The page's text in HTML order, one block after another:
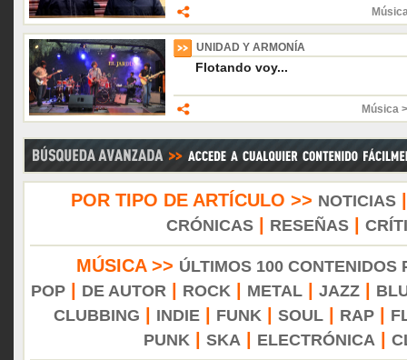
UNIDAD Y ARMONÍA
Flotando voy...
Música
POR TIPO DE ARTÍCULO >> NOTICIAS
CRÓNICAS| RESEÑAS|
MÚSICA >> ÚLTIMOS 100 CONTENIDOS
POP| DE AUTOR ROCK METAL| JAZZ|
CLUBBING
INDIE| FUNK SOUL| RAP|
PUNK
SKA ELECTRÓNICA